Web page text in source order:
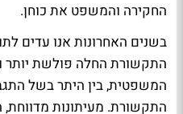
החקירה והמשפט את כוחן.
בשנים האחרונות אנו עדים
התקשורת החלה פולשת יותר
המשפטית, בין היתר בשל
התקשורת. מעיתונות